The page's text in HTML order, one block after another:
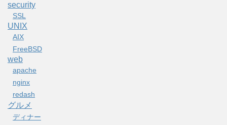
security
SSL
UNIX
AIX
FreeBSD
web
apache
nginx
redash
グルメ
ディナー